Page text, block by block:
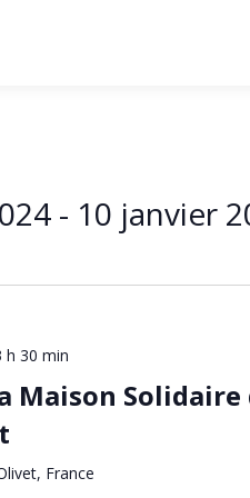
- 10 janvier
h 30 min
Maison Solidaire
France